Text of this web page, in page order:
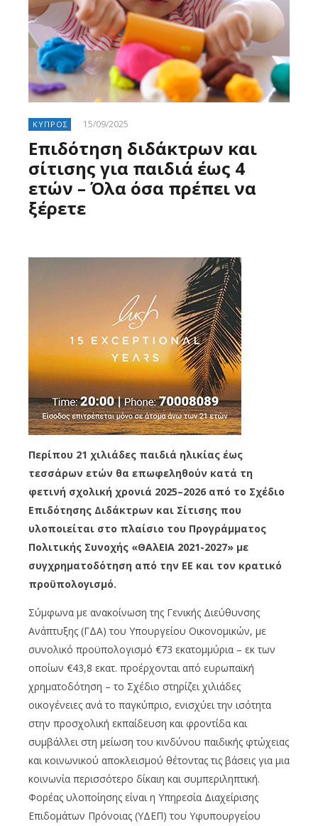
ΚΥΠΡΟΣ 15/09/2025
Επιδότηση διδάκτρων και
σίτισης για παιδιά έως 4
ετών – Όλα όσα πρέπει να
ξέρετε
Περίπου 21 χιλιάδες παιδιά ηλικίας έως
τεσσάρων ετών θα επωφεληθούν κατά τη
φετινή σχολική χρονιά 2025–2026 από το Σχέδιο
Επιδότησης Διδάκτρων και Σίτισης που
υλοποιείται στο πλαίσιο του Προγράμματος
Πολιτικής Συνοχής «ΘΑλΕΙΑ 2021-2027» με
συγχρηματοδότηση από την ΕΕ και τον κρατικό
προϋπολογισμό.
Σύμφωνα με ανακοίνωση της Γενικής Διεύθυνσης
Ανάπτυξης (ΓΔΑ) του Υπουργείου Οικονομικών, με
συνολικό προϋπολογισμό €73 εκατομμύρια – εκ των
οποίων €43,8 εκατ. προέρχονται από ευρωπαϊκή
χρηματοδότηση – το Σχέδιο στηρίζει χιλιάδες
οικογένειες ανά το παγκύπριο, ενισχύει την ισότητα
στην προσχολική εκπαίδευση και φροντίδα και
συμβάλλει στη μείωση του κινδύνου παιδικής φτώχειας
και κοινωνικού αποκλεισμού θέτοντας τις βάσεις για μια
κοινωνία περισσότερο δίκαιη και συμπεριληπτική.
Φορέας υλοποίησης είναι η Υπηρεσία Διαχείρισης
Επιδομάτων Πρόνοιας (ΥΔΕΠ) του Υφυπουργείου